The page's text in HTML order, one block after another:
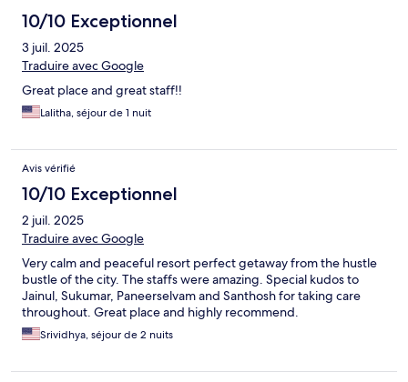
10/10 Exceptionnel
3 juil. 2025
Traduire avec Google
Great place and great staff!!
Lalitha, séjour de 1 nuit
Avis vérifié
10/10 Exceptionnel
2 juil. 2025
Traduire avec Google
Very calm and peaceful resort perfect getaway from the hustle
bustle of the city. The staffs were amazing. Special kudos to
Jainul, Sukumar, Paneerselvam and Santhosh for taking care
throughout. Great place and highly recommend.
Srividhya, séjour de 2 nuits